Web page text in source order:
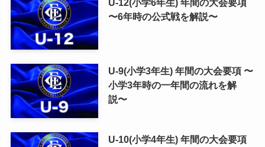
U-12(小学6年生) 年間の大会要項
〜6年時の公式戦を解説〜
U-9(小学3年生) 年間の大会要項 〜
小学3年時の一年間の流れを解
説〜
U-10(小学4年生) 年間の大会要項